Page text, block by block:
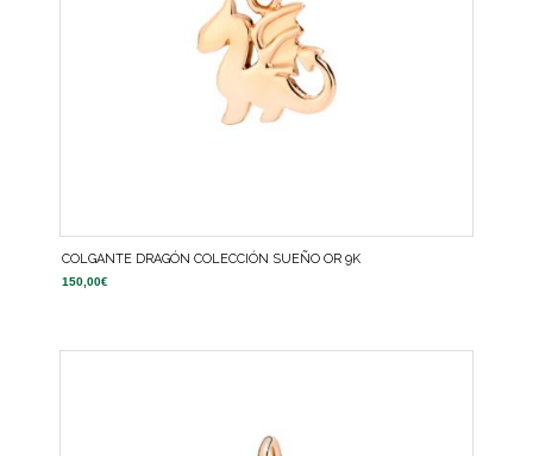
COLGANTE DRAGÓN COLECCIÓN SUEÑO OR 9K
150,00€